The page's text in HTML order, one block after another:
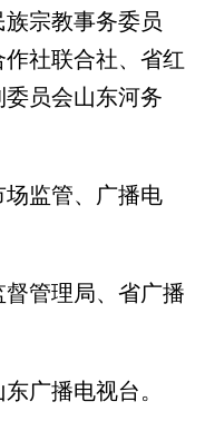
宗教事务委员
社联合社、省红
员会山东河务
监管、广播电
管理局、省广播
广播电视台。